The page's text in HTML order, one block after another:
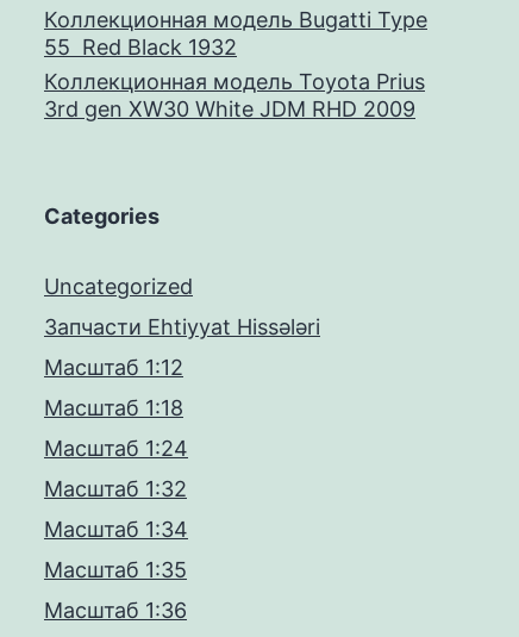
Коллекционная модель Bugatti Type
55 Red Black 1932
Коллекционная модель Toyota Prius
3rd gen XW30 White JDM RHD 2009
Categories
Uncategorized
Запчасти Ehtiyyat Hissələri
Масштаб 1:12
Масштаб 1:18
Масштаб 1:24
Масштаб 1:32
Масштаб 1:34
Масштаб 1:35
Масштаб 1:36